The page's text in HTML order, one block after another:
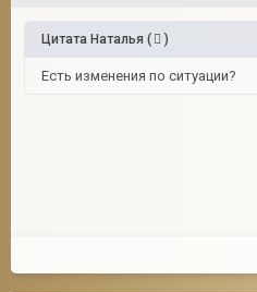
Цитата Наталья ( )
Есть изменения по ситуации?